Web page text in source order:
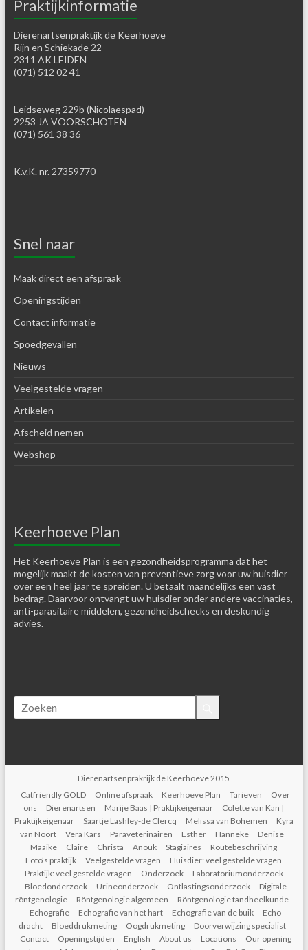
Praktijkinformatie
Dierenartsenpraktijk de Keerhoeve
Rijn en Schiekade 22
2311 AK LEIDEN
(071) 512 02 41
Leidseweg 229b (Nicolaespad)
2253 JA VOORSCHOTEN
(071) 561 38 36
K.v.K. nr. 27359770
Snel naar
Maak direct een afspraak
Openingstijden
Contact informatie
Spoedgevallen
Nieuws
Veelgestelde vragen
Artikelen
Afscheid nemen
Webshop
Keerhoeve Plan
Het Keerhoeve Plan is een gezondheidsprogramma dat het
mogelijk maakt de kosten van preventieve zorg voor uw huisdier
over een heel jaar te spreiden. U betaalt maandelijks een vast
bedrag. Daarvoor ontvangt uw huisdier onder andere vaccinaties,
anti-parasitaire middelen, gezondheidschecks en deskundig
advies.
Dierenartsenprakrijk de Keerhoeve 2015
Catfriendly GOLD
Online afspraak Keerhoeve Plan Tarieven
Over
ons
Dierenartsen Marije Baas | Praktijkeigenaar
Colette van Kan |
Praktijkeigenaar
Saartje Lashley-de Clercq Melissa van Bohemen
Kyra
van Noort
Vera Kars Paraveterinairen Esther Hanneke
Denise
Maaike
Claire Christa Anouk Stagiaires
Routebeschrijving
Foto’s praktijk
Veelgestelde vragen
Huisdier: veel gestelde vragen
Praktijk: veel gestelde vragen
Onderzoek
Laboratoriumonderzoek
Bloedonderzoek
Urineonderzoek Ontlastingsonderzoek
Digitale
röntgenologie
Röntgenologie algemeen
Röntgenologie tandheelkunde
Echografie
Echografie van het hart Echografie van de buik
Echo
dracht
Bloeddrukmeting Oogdrukmeting
Doorverwijzing specialist
Contact
Openingstijden English About us Locations
Our opening